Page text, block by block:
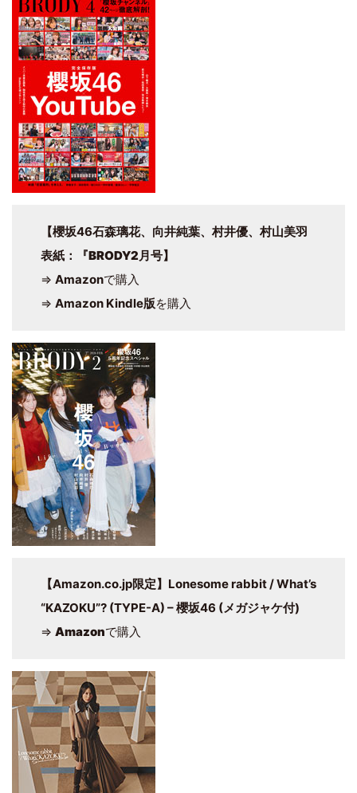
【櫻坂46石森璃花、向井純葉、村井優、村山美羽
表紙： 『BRODY2月号】
⇒ Amazonで購入
⇒ Amazon Kindle版を購入
【Amazon.co.jp限定】Lonesome rabbit / What’s
“KAZOKU”? (TYPE-A) – 櫻坂46 (メガジャケ付)
⇒ Amazonで購入